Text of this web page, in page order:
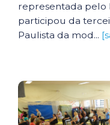
representada pelo
participou da
Paulista da mod...